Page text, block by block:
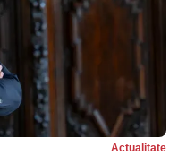
Actualitate